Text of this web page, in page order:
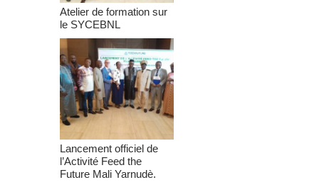
Atelier de formation sur
le SYCEBNL
Lancement officiel de
l’Activité Feed the
Future Mali Yarnudè.